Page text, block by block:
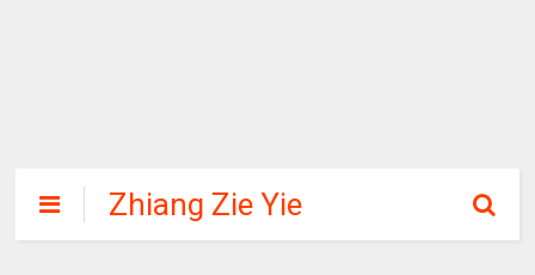
Zhiang Zie Yie